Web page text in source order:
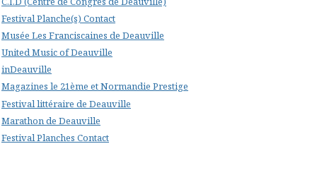
Festival Planche(s) Contact
Musée Les Franciscaines de Deauville
United Music of Deauville
inDeauville
Magazines le 21ème et Normandie Prestige
Festival littéraire de Deauville
Marathon de Deauville
Festival Planches Contact